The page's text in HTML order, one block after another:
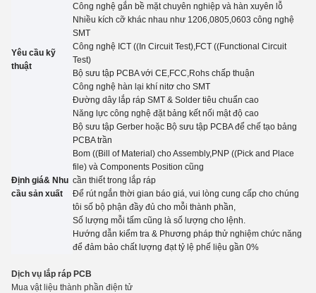
Yêu cầu kỹ
thuật
Công nghệ gắn bề mặt chuyên nghiệp và hàn xuyên lỗ
Nhiều kích cỡ khác nhau như 1206,0805,0603 công nghệ
SMT
Công nghệ ICT ((In Circuit Test),FCT ((Functional Circuit
Test)
Bộ sưu tập PCBA với CE,FCC,Rohs chấp thuận
Công nghệ hàn lại khí nitơ cho SMT
Đường dây lắp ráp SMT & Solder tiêu chuẩn cao
Năng lực công nghệ đặt bảng kết nối mật độ cao
Định giá& Nhu
cầu sản xuất
Bộ sưu tập Gerber hoặc Bộ sưu tập PCBA để chế tạo bảng
PCBA trần
Bom ((Bill of Material) cho Assembly,PNP ((Pick and Place
file) và Components Position cũng
cần thiết trong lắp ráp
Để rút ngắn thời gian báo giá, vui lòng cung cấp cho chúng
tôi số bộ phận đầy đủ cho mỗi thành phần,
Số lượng mỗi tấm cũng là số lượng cho lệnh.
Hướng dẫn kiểm tra & Phương pháp thử nghiệm chức năng
để đảm bảo chất lượng đạt tỷ lệ phế liệu gần 0%
Dịch vụ lắp ráp PCB
Mua vật liệu thành phần điện tử